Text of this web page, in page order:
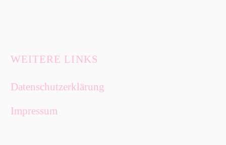
WEITERE LINKS
Datenschutzerklärung
Impressum